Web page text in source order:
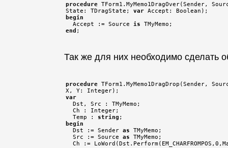
procedure TForm1.MyMemo1DragOver(Sender,
State: TDragState; var
begin
Accept := Source is
end
Так же для них необходимо сделать
procedure TForm1.MyMemo1DragDrop(Sender,
var
Dst, Src : TMyMemo;
  Ch : Integer;
  Temp :
string
begin
Dst := Sender as TMyMemo;
  Src := Source
as TMyMemo;
Ch :=